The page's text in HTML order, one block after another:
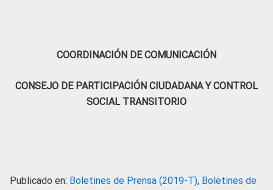
COORDINACIÓN DE COMUNICACIÓN
CONSEJO DE PARTICIPACIÓN CIUDADANA Y CONTROL
SOCIAL TRANSITORIO
Publicado en: Boletines de Prensa (2019-T), Boletines de